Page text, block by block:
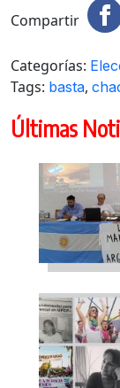
Compartir
Categorías:
Tags: basta,
Últimas